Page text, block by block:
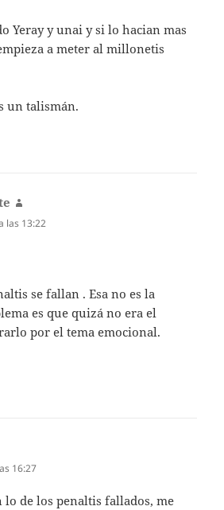
Yeray y unai y si lo hacian mas
a meter al millonetis
un talismán.
las 13:22
se fallan . Esa no es la
es que quizá no era el
por el tema emocional.
16:27
de los penaltis fallados, me